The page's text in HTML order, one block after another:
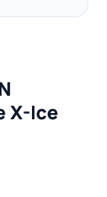
X-Ice